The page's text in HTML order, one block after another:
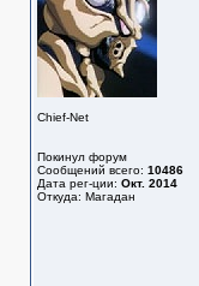
Chief-Net
Покинул форум
Сообщений всего: 10486
Дата рег-ции: Окт. 2014
Откуда: Магадан